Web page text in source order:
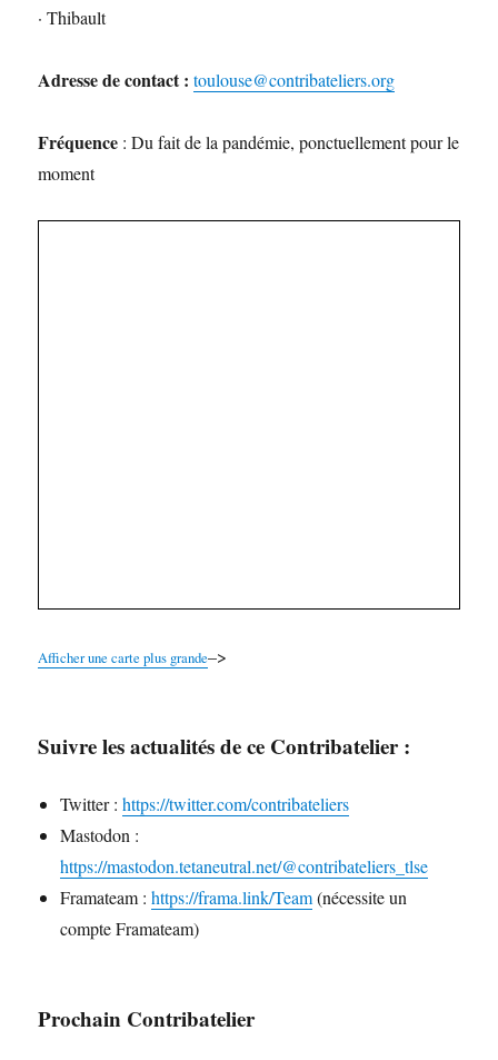
· Thibault
Adresse de contact :toulouse@contribateliers.org
Fréquence : Du fait de la pandémie, ponctuellement pour le
moment
Afficher une carte plus grande–>
Suivre les actualités de ce Contribatelier :
Twitter :https://twitter.com/contribateliers
Mastodon :
https://mastodon.tetaneutral.net/@contribateliers_tlse
Framateam :https://frama.link/Team(nécessite un
compte Framateam)
Prochain Contribatelier